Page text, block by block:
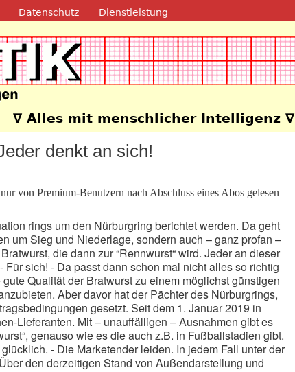
Direkt zum Inhalt
Datenschutz Dienstleistung
∇ Alles mit menschlicher Intelligenz ∇
denkt an sich!
von Premium-Benutzern nach Abschluss eines Abos gelesen
rings um den Nürburgring berichtet werden. Da geht
um Sieg und Niederlage, sondern auch – ganz profan –
die dann zur “Rennwurst“ wird. Jeder an dieser
Für sich! - Da passt dann schon mal nicht alles so richtig
Qualität der Bratwurst zu einem möglichst günstigen
Aber davor hat der Pächter des Nürburgrings,
gesetzt. Seit dem 1. Januar 2019 in
Lieferanten. Mit – unauffälligen – Ausnahmen gibt es
genauso wie es die auch z.B. in Fußballstadien gibt.
- Die Marketender leiden. In jedem Fall unter der
den derzeitigen Stand von Außendarstellung und